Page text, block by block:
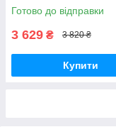
Готово до відправки
3 629 ₴ 3 820 ₴
Купити